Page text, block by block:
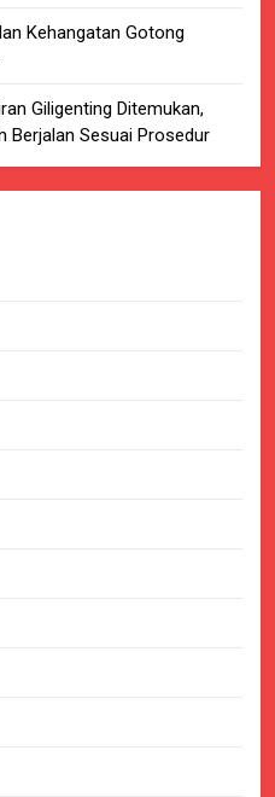
Kehangatan Gotong
Giligenting Ditemukan,
Berjalan Sesuai Prosedur